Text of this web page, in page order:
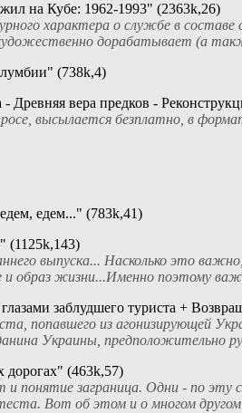
на Кубе: 1962-1993" (2363k,26)
характера о службе в составе
дорабатывает (а
(738k,4)
Древняя вера предков -
высылается безплатно, в
едем..." (783k,41)
(1125k,143)
выпуска... Насколько это
и образ жизни...Именно поэтому
заблудшего туриста +
попавшего из агонизирующей
Украины, предположительно
дорогах" (463k,57)
понятие заграница. Одни - по эту
Вот об этом и о многом другом